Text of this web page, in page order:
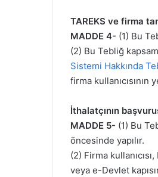
TAREKS ve firma
MADDE 4- (1) Bu
(2) Bu Tebliğ
Sistemi Hakkında
firma
İthalatçının
MADDE 5- (1) Bu
öncesinde yapılır.
(2) Firma
veya e-Devlet